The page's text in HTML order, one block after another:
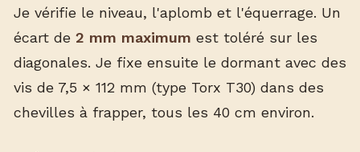
Je vérifie le niveau, l'aplomb et l'équerrage. Un
écart de 2 mm maximum est toléré sur les
diagonales. Je fixe ensuite le dormant avec des
vis de 7,5 × 112 mm (type Torx T30) dans des
chevilles à frapper, tous les 40 cm environ.